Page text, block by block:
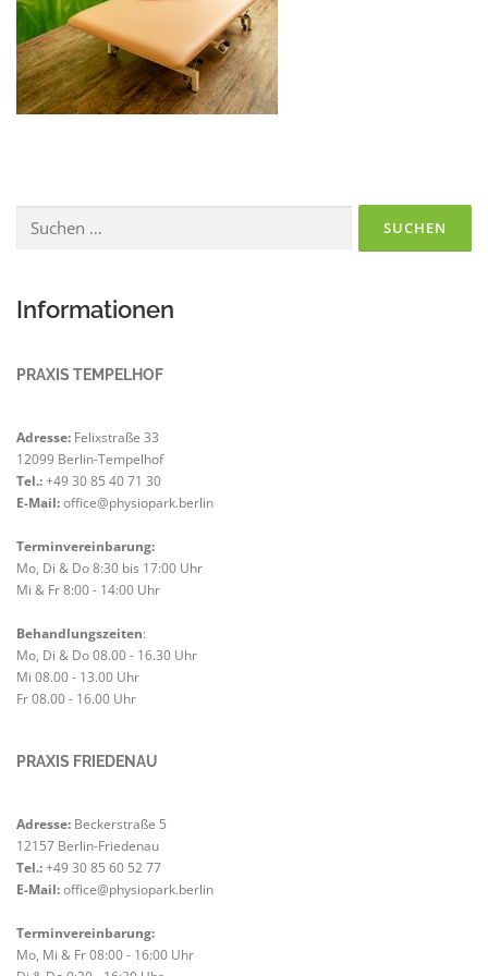
nach:
Informationen
PRAXIS TEMPELHOF
Adresse: Felixstraße 33
12099 Berlin-Tempelhof
Tel.:+49 30 85 40 71 30
E-Mail:office@physiopark.berlin
Terminvereinbarung:
Mo, Di & Do 8:30 bis 17:00 Uhr
Mi & Fr 8:00 - 14:00 Uhr
Behandlungszeiten:
Mo, Di & Do 08.00 - 16.30 Uhr
Mi 08.00 - 13.00 Uhr
Fr 08.00 - 16.00 Uhr
PRAXIS FRIEDENAU
Adresse: Beckerstraße 5
12157 Berlin-Friedenau
Tel.:+49 30 85 60 52 77
E-Mail:office@physiopark.berlin
Terminvereinbarung:
Mo, Mi & Fr 08:00 - 16:00 Uhr